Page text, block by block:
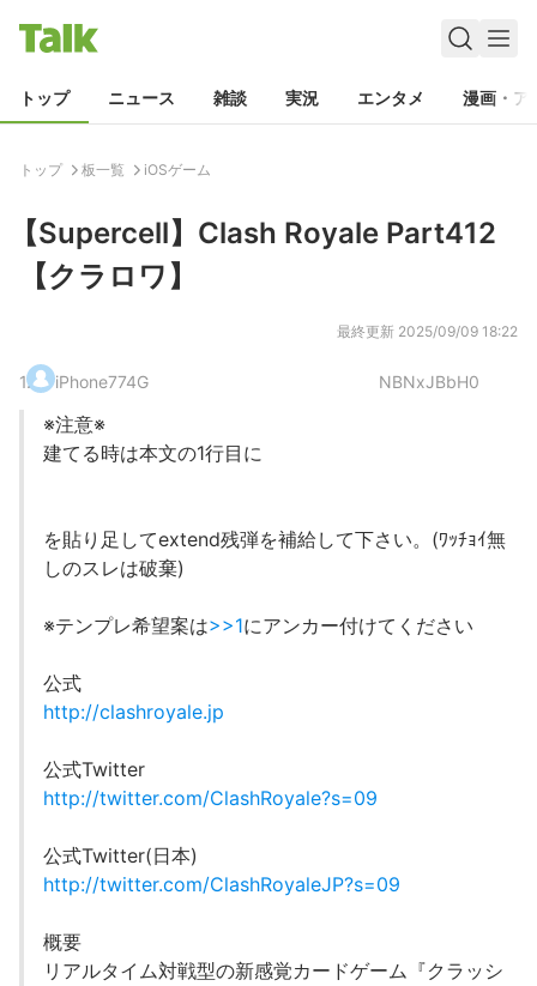
トップ ニュース 雑談 実況 エンタメ 漫画・ア
トップ 板一覧 iOSゲーム
【Supercell】Clash Royale Part412
【クラロワ】
最終更新 2025/09/09 18:22
1. iPhone774G NBNxJBbH0
※注意※
建てる時は本文の1行目に
を貼り足してextend残弾を補給して下さい。(ﾜｯﾁｮｲ無
しのスレは破棄)
※テンプレ希望案は>>1にアンカー付けてください
公式
http://clashroyale.jp
公式Twitter
http://twitter.com/ClashRoyale?s=09
公式Twitter(日本)
http://twitter.com/ClashRoyaleJP?s=09
概要
リアルタイム対戦型の新感覚カードゲーム『クラッシ